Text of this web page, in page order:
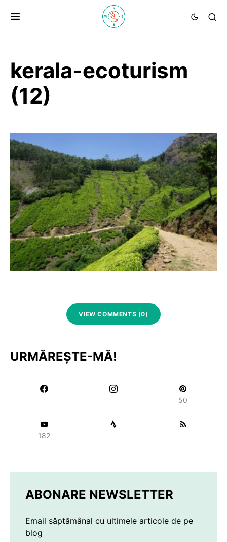
kerala-ecoturism
(12)
VIEW COMMENTS (0)
URMĂREȘTE-MĂ!
50
182
ABONARE NEWSLETTER
Email săptămânal cu ultimele articole de pe
blog